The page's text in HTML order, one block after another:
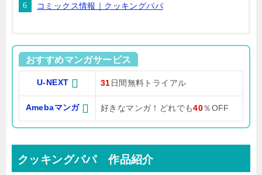
コミックス情報｜クッキングパパ
おすすめマンガサービス
U-NEXT 31 日間無料トライアル
Amebaマンガ 好きなマンガ！どれでも40％OFF
クッキングパパ 作品紹介